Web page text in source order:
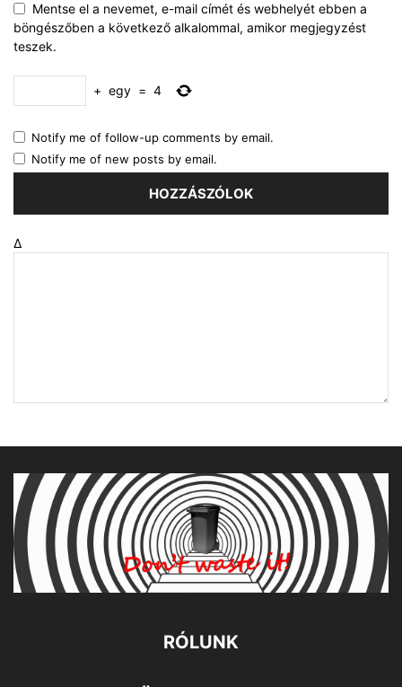
Mentse el a nevemet, e-mail címét és webhelyét ebben a
böngészőben a következő alkalommal, amikor megjegyzést
teszek.
+ egy = 4
Notify me of follow-up comments by email.
Notify me of new posts by email.
Δ
RÓLUNK